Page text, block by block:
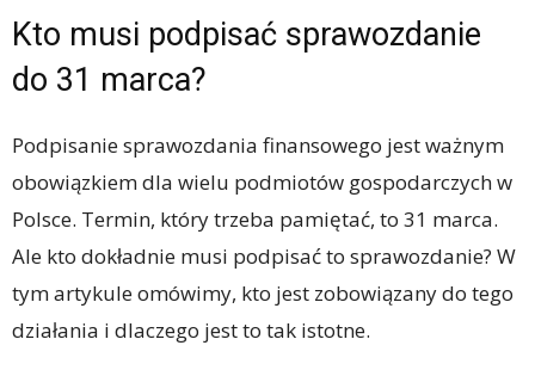
Kto musi podpisać sprawozdanie
do 31 marca?
Podpisanie sprawozdania finansowego jest ważnym
obowiązkiem dla wielu podmiotów gospodarczych w
Polsce. Termin, który trzeba pamiętać, to 31 marca.
Ale kto dokładnie musi podpisać to sprawozdanie? W
tym artykule omówimy, kto jest zobowiązany do tego
działania i dlaczego jest to tak istotne.